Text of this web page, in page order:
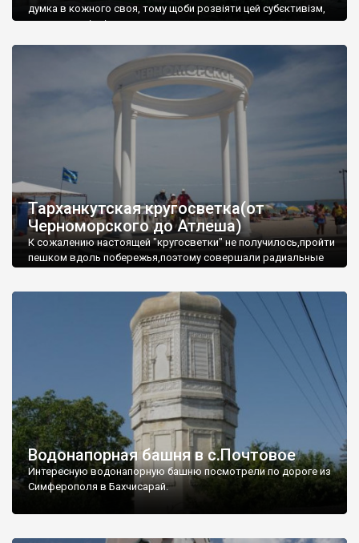
думка в кожного своя, тому щоби розвіяти цей субєктивізм,
запрошую відвідати це
Тарханкутская кругосветка(от
Черноморского до Атлеша)
К сожалению настоящей "кругосветки" не получилось,пройти
пешком вдоль побережья,поэтому совершали радиальные
Водонапорная башня в с.Почтовое
Интересную водонапорную башню посмотрели по дороге из
Симферополя в Бахчисарай.